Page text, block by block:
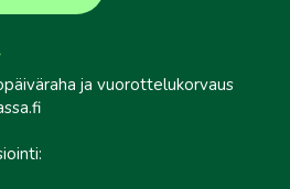
ja vuorottelukorvaus